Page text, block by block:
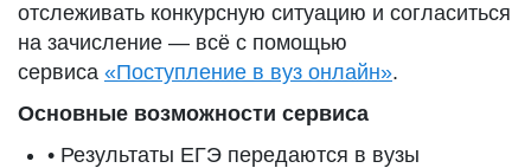
отслеживать конкурсную ситуацию и согласиться
на зачисление — всё с помощью
сервиса «Поступление в вуз онлайн».
Основные возможности сервиса
• Результаты ЕГЭ передаются в вузы